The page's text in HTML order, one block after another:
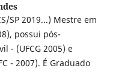
SP 2019...) Mestre em
possui pós-
- (UFCG 2005) e
- 2007). É Graduado